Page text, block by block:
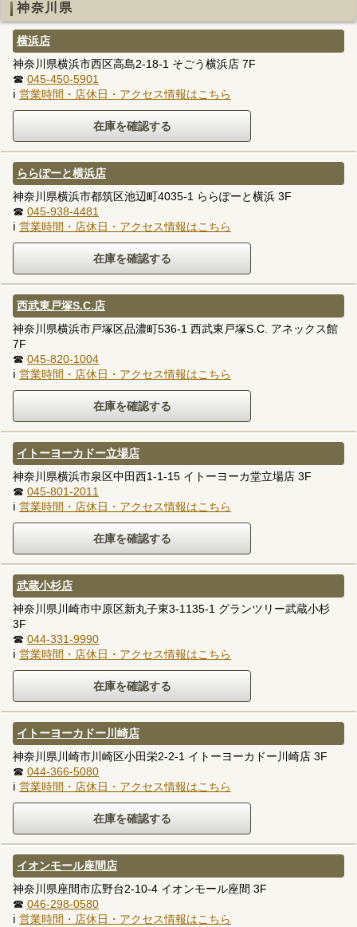
神奈川県
横浜店
神奈川県横浜市西区高島2-18-1 そごう横浜店 7F
☎ 045-450-5901
ℹ 営業時間・店休日・アクセス情報はこちら
ららぽーと横浜店
神奈川県横浜市都筑区池辺町4035-1 ららぽーと横浜 3F
☎ 045-938-4481
ℹ 営業時間・店休日・アクセス情報はこちら
西武東戸塚S.C.店
神奈川県横浜市戸塚区品濃町536-1 西武東戸塚S.C. アネックス館
7F
☎ 045-820-1004
ℹ 営業時間・店休日・アクセス情報はこちら
イトーヨーカドー立場店
神奈川県横浜市泉区中田西1-1-15 イトーヨーカ堂立場店 3F
☎ 045-801-2011
ℹ 営業時間・店休日・アクセス情報はこちら
武蔵小杉店
神奈川県川崎市中原区新丸子東3-1135-1 グランツリー武蔵小杉
3F
☎ 044-331-9990
ℹ 営業時間・店休日・アクセス情報はこちら
イトーヨーカドー川崎店
神奈川県川崎市川崎区小田栄2-2-1 イトーヨーカドー川崎店 3F
☎ 044-366-5080
ℹ 営業時間・店休日・アクセス情報はこちら
イオンモール座間店
神奈川県座間市広野台2-10-4 イオンモール座間 3F
☎ 046-298-0580
ℹ 営業時間・店休日・アクセス情報はこちら